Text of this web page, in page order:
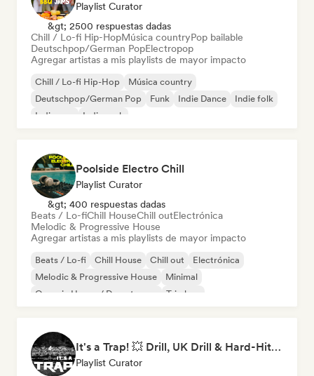
Playlist Curator
&gt; 2500 respuestas dadas
Chill / Lo-fi Hip-HopMúsica countryPop bailable
Deutschpop/German PopElectropop
Agregar artistas a mis playlists de mayor impacto
Chill / Lo-fi Hip-Hop
Música country
Deutschpop/German Pop
Funk Indie Dance
Indie folk
Indie pop
Indie rock
Poolside Electro Chill
Playlist Curator
&gt; 400 respuestas dadas
Beats / Lo-fiChill HouseChill outElectrónica
Melodic & Progressive House
Agregar artistas a mis playlists de mayor impacto
Beats / Lo-fi Chill House Chill out
Electrónica
Melodic & Progressive House
Minimal
Organic House / Downtempo
Trip hop
It's a Trap! 💥 Drill, UK Drill & Hard-Hitting Trap
Playlist Curator